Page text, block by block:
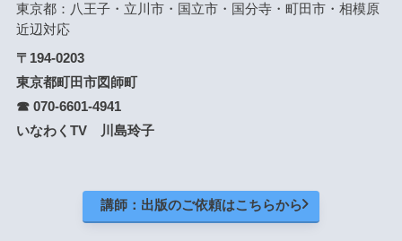
東京都：八王子・立川市・国立市・国分寺・町田市・相模原
近辺対応
〒194-0203
東京都町田市図師町
☎ 070-6601-4941
いなわくTV 川島玲子
講師：出版のご依頼はこちらから